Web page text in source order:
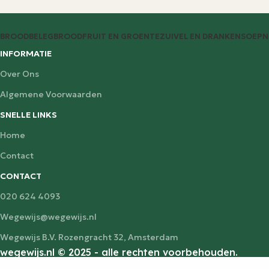
BROODBELEGBROODFRUIT EN GROENTEZUIVEL EN DRANKENSOEP
INFORMATIE
Over Ons
Algemene Voorwaarden
SNELLE LINKS
Home
Contact
CONTACT
020 624 4093
Wegewijs@wegewijs.nl
Wegewijs B.V. Rozengracht 32, Amsterdam
wegewijs.nl © 2025 - alle rechten voorbehouden.